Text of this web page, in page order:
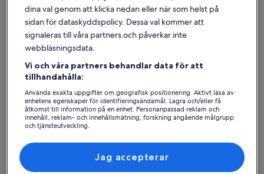
Kesän bastu som erbjuder en perfekt bas för din resa. Vare sig du
hade tänkt resa med släkten, kompisgänget eller ditt husdjur kan
våra semesterboenden erbjuda alla bekvämligheter som krävs för
att du ska kunna ta det lugnt med dem du gillar allra mest, som
kabel-tv och en tvättmaskin med torktumlare. Du kommer nog
kunna hitta ett boende som uppfyller allas krav, inklusive rökfria eller
tillgänglighetsanpassade alternativ.
Hitta boenden i din stil
Sök bland hus Sök bland lägenheter sök efter
dina val genom att klicka nedan eller när som helst på
sidan för dataskyddspolicy. Dessa val kommer att
signaleras till våra partners och påverkar inte
webbläsningsdata.
Vi och våra partners behandlar data för att
tillhandahålla:
Använda exakta uppgifter om geografisk positionering. Aktivt läsa av
enhetens egenskaper för identifieringsändamål. Lagra och/eller få
åtkomst till information på en enhet. Personanpassad reklam och
innehåll, reklam- och innehållsmätning, forskning angående målgrupp
och tjänsteutveckling.
Jag accepterar